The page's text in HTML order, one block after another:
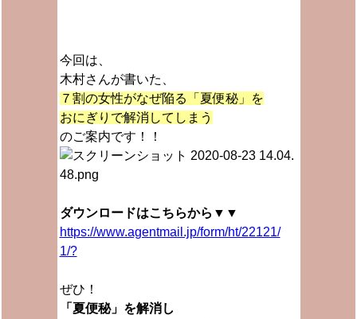
今回は、
木村さんが書いた、
７割の女性がなぜ陥る「夏便秘」を
おにぎりで解消してしまう
のご案内です！！
ダウンロードはこちらから▼▼
https://www.agentmail.jp/form/ht/22121/
1/?
ぜひ！
「夏便秘」を解消し